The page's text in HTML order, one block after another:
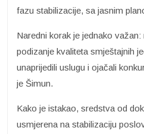
fazu stabilizacije, sa jasnim
Naredni korak je jednako
podizanje kvaliteta smještajnih
unaprijedili uslugu i ojačali
je Šimun.
Kako je istakao, sredstva od
usmjerena na stabilizaciju